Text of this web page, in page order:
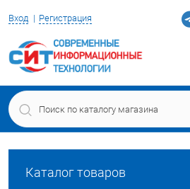
Вход Регистрация
Каталог товаров